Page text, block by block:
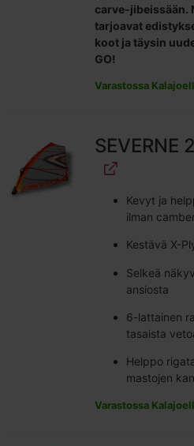
carve-jibeissään.
tarjoavat
koot ja täysin
GO!
Varastossa
SEVERNE
Kevyt ja
ilman
Kestävä X-
Selkeä
ansiosta
6-lattainen
tasaista
Helppo
mastojen
Varastossa